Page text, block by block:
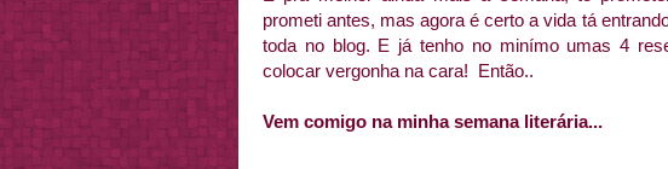
prometi antes, mas agora é certo a vida tá
toda no blog. E já tenho no minímo umas 4
colocar vergonha na cara! Então..
Vem comigo na minha semana literária...